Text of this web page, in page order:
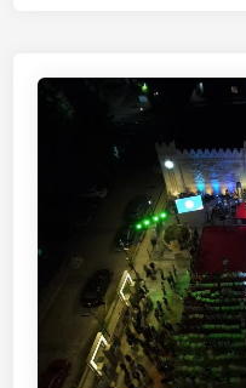
ر
ي
م
و
ص
ل